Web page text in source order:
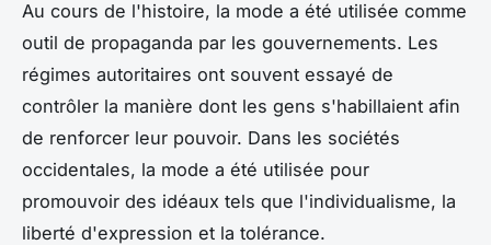
Au cours de l'histoire, la mode a été utilisée comme
outil de propaganda par les gouvernements. Les
régimes autoritaires ont souvent essayé de
contrôler la manière dont les gens s'habillaient afin
de renforcer leur pouvoir. Dans les sociétés
occidentales, la mode a été utilisée pour
promouvoir des idéaux tels que l'individualisme, la
liberté d'expression et la tolérance.